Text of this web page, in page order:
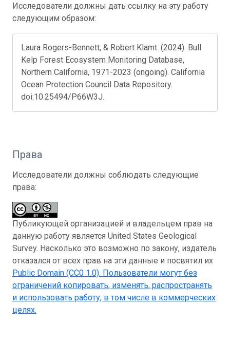
Исследователи должны дать ссылку на эту работу
следующим образом:
Laura Rogers-Bennett, & Robert Klamt. (2024). Bull
Kelp Forest Ecosystem Monitoring Database,
Northern California, 1971-2023 (ongoing). California
Ocean Protection Council Data Repository.
doi:10.25494/P66W3J.
Права
Исследователи должны соблюдать следующие
права:
Публикующей организацией и владельцем прав на
данную работу является United States Geological
Survey. Насколько это возможно по закону, издатель
отказался от всех прав на эти данные и посвятил их
Public Domain (CC0 1.0). Пользователи могут без
ограничений копировать, изменять, распространять
и использовать работу, в том числе в коммерческих
целях.